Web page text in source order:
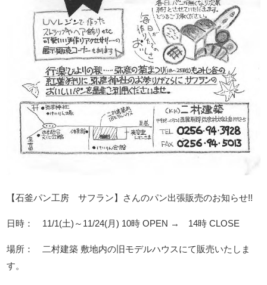
【石釜パン工房 サフラン】さんのパン出張販売のお知らせ!!
日時： 11/1(土)～11/24(月) 10時 OPEN → 14時 CLOSE
場所： 二村建築 敷地内の旧モデルハウスにて販売いたしま
す。